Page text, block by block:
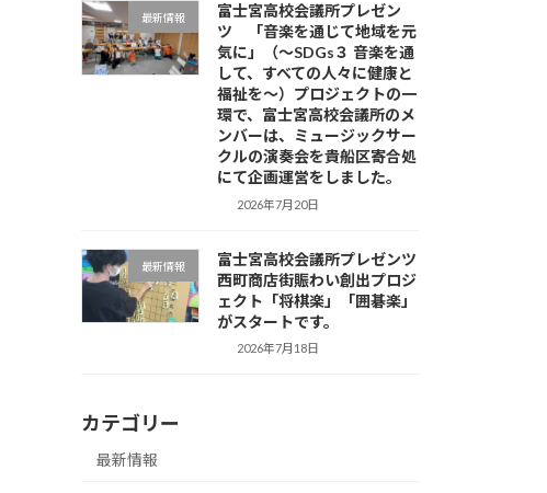
最新情報
富士宮高校会議所プレゼン
ツ 「音楽を通じて地域を元
気に」（～SDGs３ 音楽を通
して、すべての人々に健康と
福祉を～）プロジェクトの一
環で、富士宮高校会議所のメ
ンバーは、ミュージックサー
クルの演奏会を貴船区寄合処
にて企画運営をしました。
2026年7月20日
最新情報
富士宮高校会議所プレゼンツ
西町商店街賑わい創出プロジ
ェクト「将棋楽」「囲碁楽」
がスタートです。
2026年7月18日
カテゴリー
最新情報